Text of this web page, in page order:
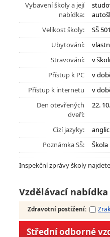
Vybavení školy a její
nabídka:
Velikost školy:
SŠ
Ubytování:
Stravování:
v
Přístup k PC
v
Přístup k internetu
v
Den otevřených
dveří:
22.
Cizí jazyky:
Poznámka SŠ:
Inspekční zprávy školy
Vzdělávací
Zdravotní postižení:
Střední odborné